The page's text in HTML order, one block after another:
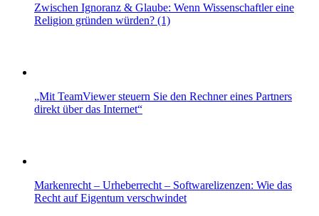
Zwischen Ignoranz & Glaube: Wenn Wissenschaftler eine
Religion gründen würden? (1)
„Mit TeamViewer steuern Sie den Rechner eines Partners
direkt über das Internet“
Markenrecht – Urheberrecht – Softwarelizenzen: Wie das
Recht auf Eigentum verschwindet